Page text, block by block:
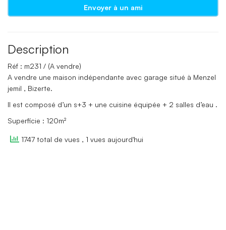
Envoyer à un ami
Description
Réf : m231 / (A vendre)
A vendre une maison indépendante avec garage situé à Menzel
jemil , Bizerte.
Il est composé d’un s+3 + une cuisine équipée + 2 salles d’eau .
Superficie : 120m²
1747 total de vues , 1 vues aujourd'hui